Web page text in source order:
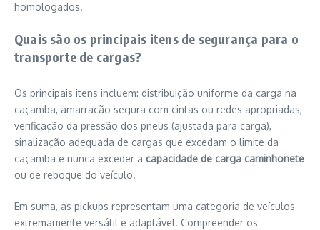
homologados.
Quais são os principais itens de segurança para o
transporte de cargas?
Os principais itens incluem: distribuição uniforme da carga na
caçamba, amarração segura com cintas ou redes apropriadas,
verificação da pressão dos pneus (ajustada para carga),
sinalização adequada de cargas que excedam o limite da
caçamba e nunca exceder a capacidade de carga caminhonete
ou de reboque do veículo.
Em suma, as pickups representam uma categoria de veículos
extremamente versátil e adaptável. Compreender os